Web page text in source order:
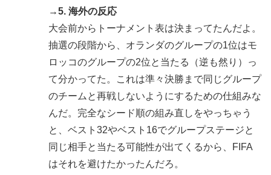
→5. 海外の反応
大会前からトーナメント表は決まってたんだよ。
抽選の段階から、オランダのグループの1位はモ
ロッコのグループの2位と当たる（逆も然り）っ
て分かってた。これは準々決勝まで同じグループ
のチームと再戦しないようにするための仕組みな
んだ。完全なシード順の組み直しをやっちゃう
と、ベスト32やベスト16でグループステージと
同じ相手と当たる可能性が出てくるから、FIFA
はそれを避けたかったんだろ。